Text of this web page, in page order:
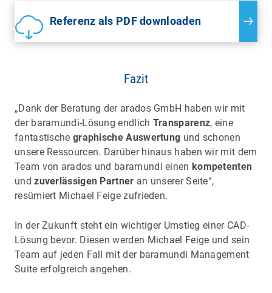
Referenz als PDF downloaden
Fazit
„Dank der Beratung der arados GmbH haben wir mit
der baramundi-Lösung endlich Transparenz, eine
fantastische graphische Auswertung und schonen
unsere Ressourcen. Darüber hinaus haben wir mit dem
Team von arados und baramundi einen kompetenten
undzuverlässigen Partner an unserer Seite“,
resümiert Michael Feige zufrieden.
In der Zukunft steht ein wichtiger Umstieg einer CAD-
Lösung bevor. Diesen werden Michael Feige und sein
Team auf jeden Fall mit der baramundi Management
Suite erfolgreich angehen.